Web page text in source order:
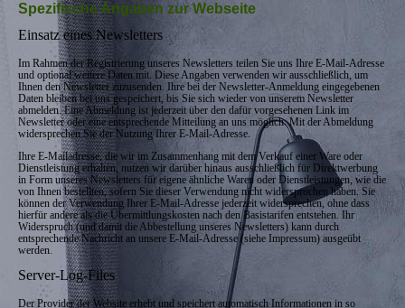
Spezifische Angaben zur Webseite
Einsatz eines Newsletters
Im Rahmen der Registrierung unseres Newsletters teilen Sie uns Ihre E-Mail-Adresse
und optional weitere Daten mit. Diese Angaben verwenden wir ausschließlich, um
Ihnen den Newsletter zuzusenden. Ihre bei der Newsletter-Anmeldung eingegebenen
Daten bleiben bei uns gespeichert, bis Sie sich wieder von unserem Newsletter
abmelden. Eine Abmeldung ist jederzeit über den dafür vorgesehenen Link im
Newsletter oder eine entsprechende Mitteilung an uns möglich. Mit der Abmeldung
widersprechen Sie der Nutzung Ihrer E-Mail-Adresse.
Ihre E-Mailadresse, die wir im Zusammenhang mit dem Verkauf einer Ware oder
Dienstleistung erhalten, nutzen wir darüber hinaus ausschließlich für Direktwerbung
in Form unseres Newsletters für eigene ähnliche Waren oder Dienstleistungen, wie die
von Ihnen bestellten, sofern Sie dieser Verwendung nicht widersprochen haben. Sie
können der Verwendung Ihrer E-Mail-Adresse jederzeit widersprechen, ohne dass
hierfür andere als die Übermittlungskosten nach den Basistarifen entstehen. Ihr
Widerspruch (und damit die Abbestellung unseres Newsletters) kann durch
entsprechende Nachricht an unsere E-Mail-Adresse (siehe Impressum) ausgeübt
werden.
Server-Log-Files
Der Provider der Website erhebt und speichert automatisch Informationen in so